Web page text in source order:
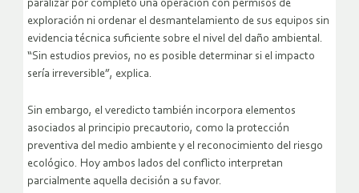
paralizar por completo una operación con permisos de
exploración ni ordenar el desmantelamiento de sus equipos sin
evidencia técnica suficiente sobre el nivel del daño ambiental.
“Sin estudios previos, no es posible determinar si el impacto
sería irreversible”, explica.
Sin embargo, el veredicto también incorpora elementos
asociados al principio precautorio, como la protección
preventiva del medio ambiente y el reconocimiento del riesgo
ecológico. Hoy ambos lados del conflicto interpretan
parcialmente aquella decisión a su favor.